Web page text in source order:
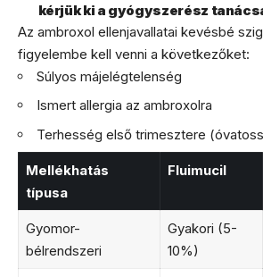
kérjük ki a gyógyszerész
Az ambroxol ellenjavallatai kevésbé
figyelembe kell venni a következőket:
Súlyos májelégtelenség
Ismert allergia az ambroxolra
Terhesség első trimesztere
Mellékhatás
típusa
Fluimucil
Gyomor-
bélrendszeri
Gyakori (5-
10%)